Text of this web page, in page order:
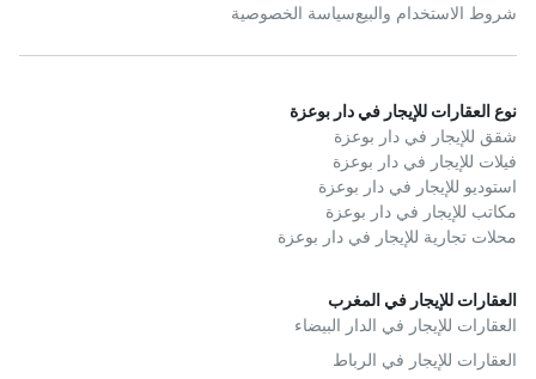
شروط الاستخدام والبيعسياسة الخصوصية
نوع العقارات للإيجار في دار بوعزة
شقق للإيجار في دار بوعزة
فيلات للإيجار في دار بوعزة
استوديو للإيجار في دار بوعزة
مكاتب للإيجار في دار بوعزة
محلات تجارية للإيجار في دار بوعزة
العقارات للإيجار في المغرب
العقارات للإيجار في الدار البيضاء
العقارات للإيجار في الرباط